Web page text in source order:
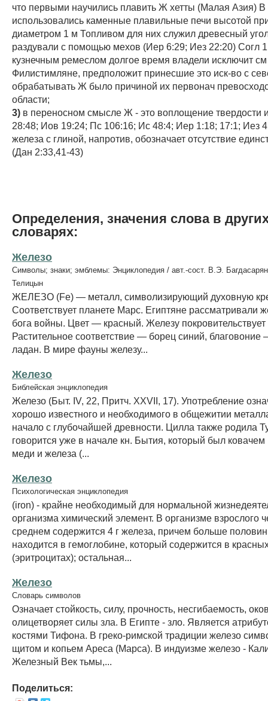
что первыми научились плавить Ж хетты (Малая Азия)
использовались каменные плавильные печи высотой
диаметром 1 м Топливом для них служил древесный
раздували с помощью мехов (Иер 6:29; Иез 22:20) Согл
кузнечным ремеслом долгое время владели исключит см
Филистимляне, предположит принесшие это иск-во с
обрабатывать Ж было причиной их первонач
области;
3) в переносном смысле Ж - это воплощение твердости
28:48; Иов 19:24; Пс 106:16; Ис 48:4; Иер 1:18; 17:1; Иез
железа с глиной, напротив, обозначает отсутствие
(Дан 2:33,41-43)
Определения, значения слова в
словарях:
Железо
Символы; знаки; эмблемы: Энциклопедия / авт.-сост. В.Э.
Телицын
ЖЕЛЕЗО (Fe) — металл, символизирующий духовную
Соответствует планете Марс. Египтяне рассматривали
бога войны. Цвет — красный. Железу
Растительное соответствие — борец синий,
ладан. В мире фауны железу...
Железо
Библейская энциклопедия
Железо (Быт. IV, 22, Притч. XXVII, 17). Употребление
хорошо известного и необходимого в общежитии
начало с глубочайшей древности. Цилла также родила
говорится уже в начале кн. Бытия, который был ковачем
меди и железа (...
Железо
Психологическая энциклопедия
(iron) - крайне необходимый для нормальной
организма химический элемент. В организме взрослого
среднем содержится 4 г железа, причем больше
находится в гемоглобине, который содержится в
(эритроцитах); остальная...
Железо
Словарь символов
Означает стойкость, силу, прочность, несгибаемость,
олицетворяет силы зла. В Египте - зло. Является
костями Тифона. В греко-римской традиции железо
щитом и копьем Ареса (Марса). В индуизме железо -
Железный Век тьмы,...
Поделиться: